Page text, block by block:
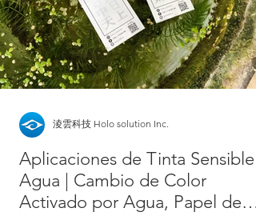
Aplicaciones de Tinta Sensible
Agua | Cambio de Color
Activado por Agua, Papel de
淩雲科技 Holo solution Inc.